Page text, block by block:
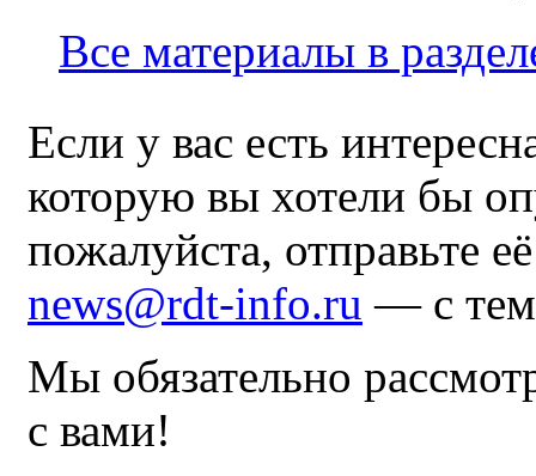
Все материалы в
Если у вас есть
которую вы хотели бы
пожалуйста, отправьте
news@rdt-info.ru — с
Мы обязательно
с вами!